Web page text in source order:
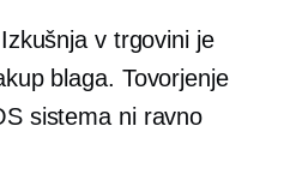
v trgovini je
blaga. Tovorjenje
sistema ni ravno